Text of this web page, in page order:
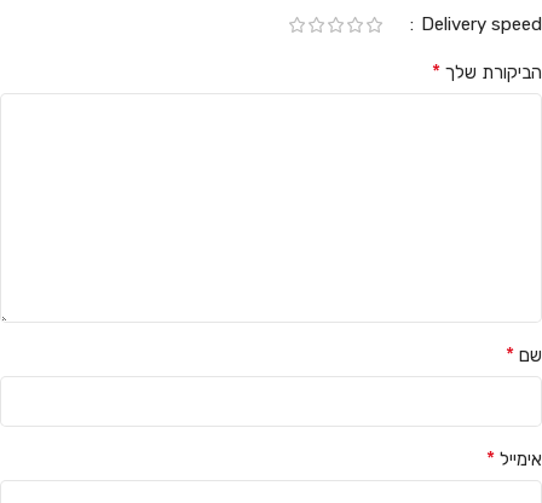
Delivery speed
הביקורת שלך *
שם *
אימייל *